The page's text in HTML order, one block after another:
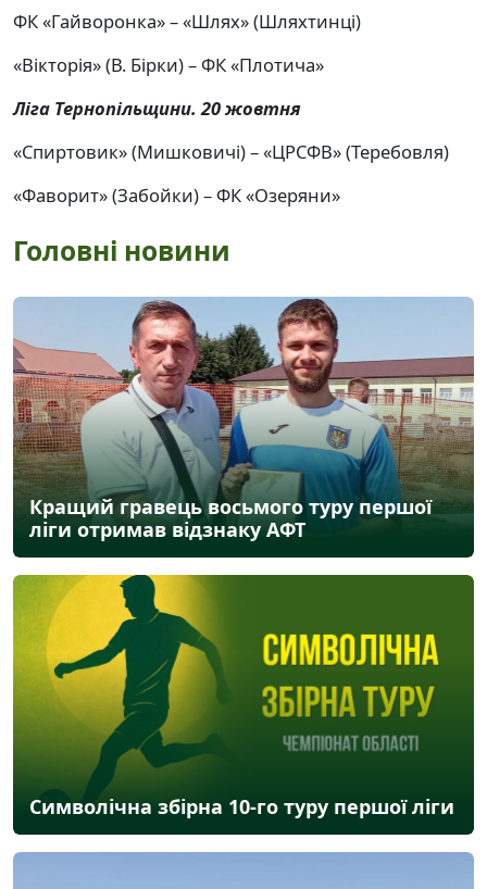
ФК «Гайворонка» –«Шлях» (Шляхтинці)
«Вікторія» (В. Бірки) – ФК «Плотича»
Ліга Тернопільщини. 20 жовтня
«Спиртовик» (Мишковичі) –«ЦРСФВ»(Теребовля)
«Фаворит» (Забойки) –ФК «Озеряни»
Головні новини
Кращий гравець восьмого туру першої
ліги отримав відзнаку АФТ
Символічна збірна 10-го туру першої ліги